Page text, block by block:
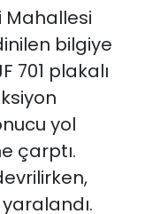
Mahallesi
bilgiye
701 plakalı
yol
çarptı.